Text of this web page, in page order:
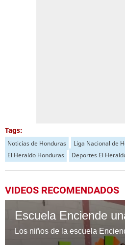
Tags:
Noticias de Honduras
Liga Nacional de
El Heraldo Honduras
Deportes El
VIDEOS RECOMENDADOS